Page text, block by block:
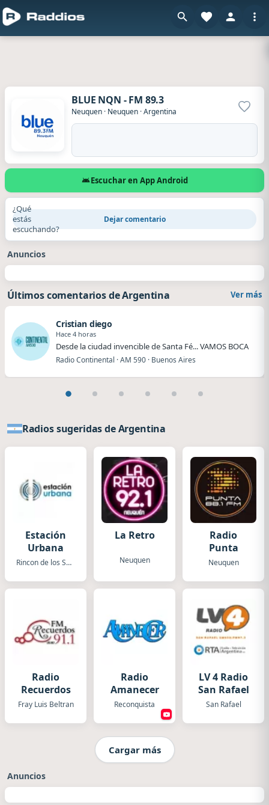
BLUE NQN - FM 89.3
Neuquen · Neuquen ·Argentina
Escuchar en App Android
¿Qué
estás
escuchando?
Dejar comentario
Anuncios
Últimos comentarios de Argentina Ver más
Cristian diego
Hace 4 horas
Desde la ciudad invencible de Santa Fé... VAMOS BOCA
Radio Continental · AM 590 · Buenos Aires
Radios sugeridas de Argentina
Estación
Urbana
Rincon de los Sauces
La Retro
Neuquen
Radio
Punta
Neuquen
Radio
Recuerdos
Fray Luis Beltran
Radio
Amanecer
Reconquista
LV 4 Radio
San Rafael
San Rafael
Cargar más
Anuncios